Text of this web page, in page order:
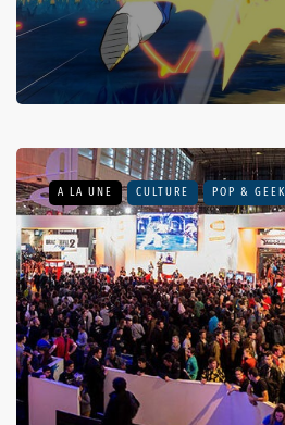
A LA UNE CULTURE POP & GEEK